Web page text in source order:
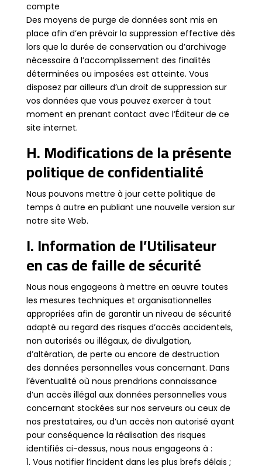
compte
Des moyens de purge de données sont mis en
place afin d’en prévoir la suppression effective dès
lors que la durée de conservation ou d’archivage
nécessaire à l’accomplissement des finalités
déterminées ou imposées est atteinte. Vous
disposez par ailleurs d’un droit de suppression sur
vos données que vous pouvez exercer à tout
moment en prenant contact avec l’Éditeur de ce
site internet.
H. Modifications de la présente
politique de confidentialité
Nous pouvons mettre à jour cette politique de
temps à autre en publiant une nouvelle version sur
notre site Web.
I. Information de l’Utilisateur
en cas de faille de sécurité
Nous nous engageons à mettre en œuvre toutes
les mesures techniques et organisationnelles
appropriées afin de garantir un niveau de sécurité
adapté au regard des risques d’accès accidentels,
non autorisés ou illégaux, de divulgation,
d’altération, de perte ou encore de destruction
des données personnelles vous concernant. Dans
l’éventualité où nous prendrions connaissance
d’un accès illégal aux données personnelles vous
concernant stockées sur nos serveurs ou ceux de
nos prestataires, ou d’un accès non autorisé ayant
pour conséquence la réalisation des risques
identifiés ci-dessus, nous nous engageons à :
1. Vous notifier l’incident dans les plus brefs délais ;